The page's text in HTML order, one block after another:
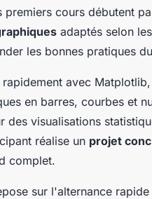
premiers cours débutent
adaptés selon
les bonnes pratiques
avec
en barres, courbes et
des visualisations
réalise un projet
complet.
sur l'alternance